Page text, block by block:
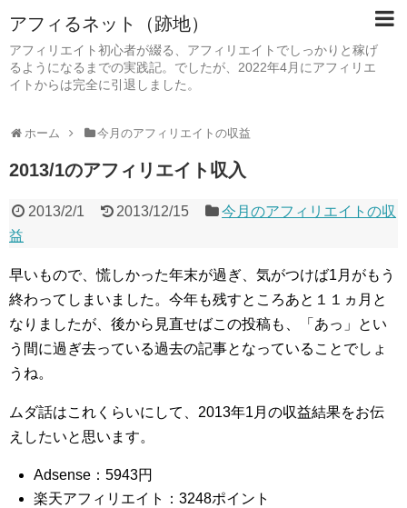
アフィるネット（跡地）
アフィリエイト初心者が綴る、アフィリエイトでしっかりと稼げ
るようになるまでの実践記。でしたが、2022年4月にアフィリエ
イトからは完全に引退しました。
ホーム 今月のアフィリエイトの収益
2013/1のアフィリエイト収入
2013/2/1 2013/12/15
今月のアフィリエイトの収
益
早いもので、慌しかった年末が過ぎ、気がつけば1月がもう
終わってしまいました。今年も残すところあと１１ヵ月と
なりましたが、後から見直せばこの投稿も、「あっ」とい
う間に過ぎ去っている過去の記事となっていることでしょ
うね。
ムダ話はこれくらいにして、2013年1月の収益結果をお伝
えしたいと思います。
Adsense：5943円
楽天アフィリエイト：3248ポイント